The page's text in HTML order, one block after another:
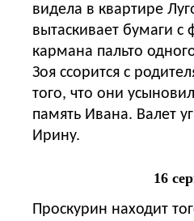
видела в квартире
вытаскивает бумаги
кармана пальто
Зоя ссорится с
того, что они
память Ивана. Валет
Ирину.
16
Проскурин находит